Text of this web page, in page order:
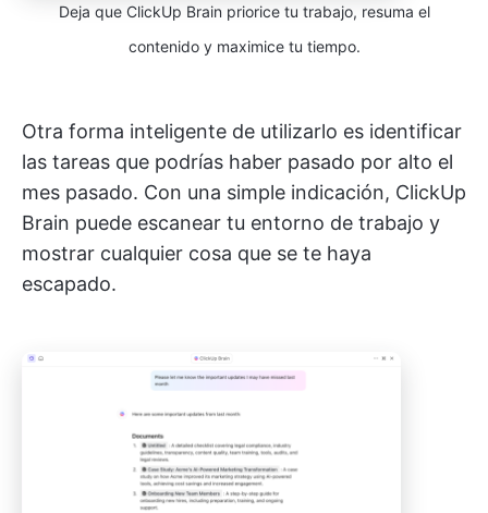
Deja que ClickUp Brain priorice tu trabajo, resuma el
contenido y maximice tu tiempo.
Otra forma inteligente de utilizarlo es identificar
las tareas que podrías haber pasado por alto el
mes pasado. Con una simple indicación, ClickUp
Brain puede escanear tu entorno de trabajo y
mostrar cualquier cosa que se te haya
escapado.